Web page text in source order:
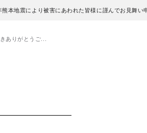
熊本地震により被害にあわれた皆様に謹んでお見舞
ありがとうご...